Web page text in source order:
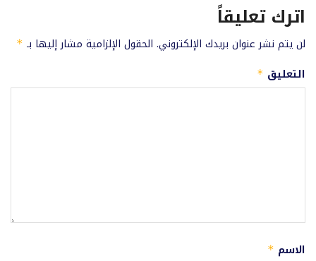
اترك تعليقاً
لن يتم نشر عنوان بريدك الإلكتروني. الحقول الإلزامية مشار إليها بـ *
التعليق *
الاسم *